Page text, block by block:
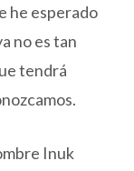
he esperado
no es tan
tendrá
Inuk